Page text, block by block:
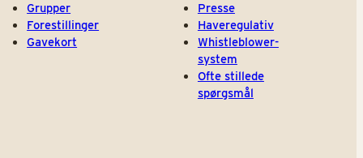
Grupper
Forestillinger
Gavekort
Presse
Haveregulativ
Whistleblower-
system
Ofte stillede
spørgsmål